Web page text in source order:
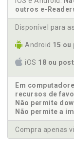
outros e-
Disponível para
Android 15
iOS 18 ou
Em
recursos de
Não permite
Não permite a
Compra apenas